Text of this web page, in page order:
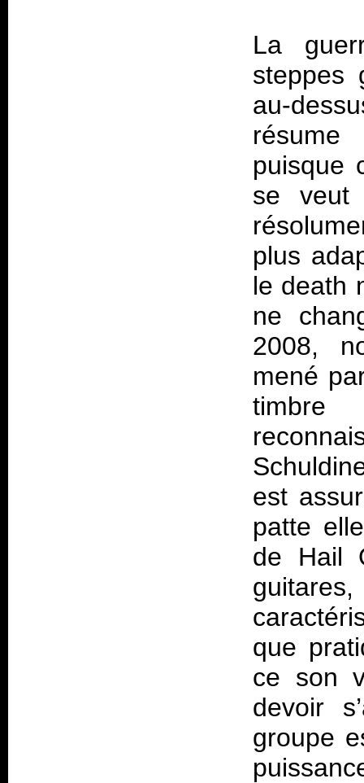
La
steppes
au-
puisque
se veut
plus
le death
ne
2008,
mené
est
patte
de Hail
que
ce son
devoir
groupe